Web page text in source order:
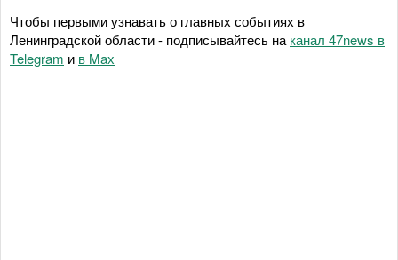
Чтобы первыми узнавать о главных событиях в
Ленинградской области - подписывайтесь на канал 47news в
Telegram и в Maх